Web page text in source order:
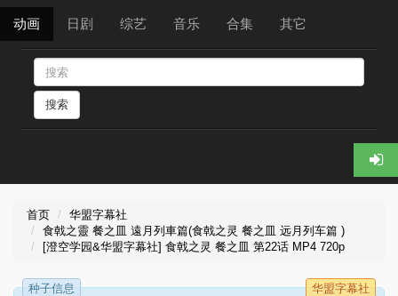
动画 日剧 综艺 音乐 合集 其它
搜索
首页
华盟字幕社
食戟之靈 餐之皿 遠月列車篇(食戟之灵 餐之皿 远月列车篇 )
[澄空学园&华盟字幕社] 食戟之灵 餐之皿 第22话 MP4 720p
种子信息 华盟字幕社